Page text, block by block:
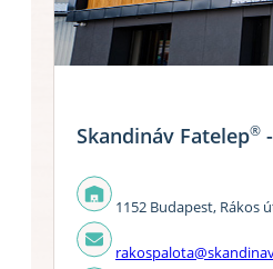
Skandináv Fatelep®
1152 Budapest, Rákos